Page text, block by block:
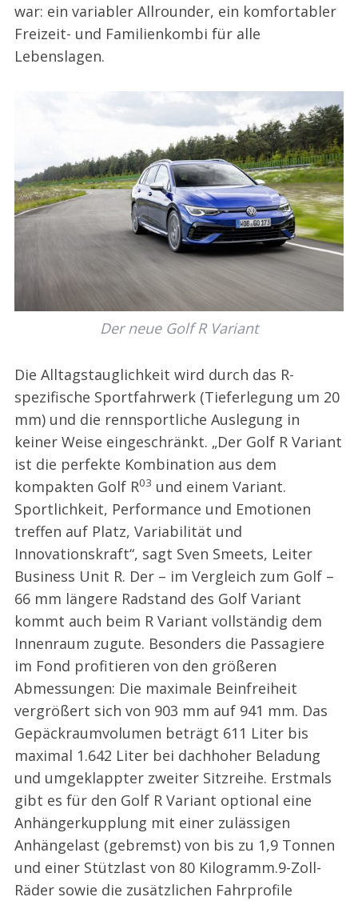
war: ein variabler Allrounder, ein komfortabler
Freizeit- und Familienkombi für alle
Lebenslagen.
Der neue Golf R Variant
Die Alltagstauglichkeit wird durch das R-
spezifische Sportfahrwerk (Tieferlegung um 20
mm) und die rennsportliche Auslegung in
keiner Weise eingeschränkt. „Der Golf R Variant
ist die perfekte Kombination aus dem
kompakten Golf R03 und einem Variant.
Sportlichkeit, Performance und Emotionen
treffen auf Platz, Variabilität und
Innovationskraft“, sagt Sven Smeets, Leiter
Business Unit R. Der – im Vergleich zum Golf –
66 mm längere Radstand des Golf Variant
kommt auch beim R Variant vollständig dem
Innenraum zugute. Besonders die Passagiere
im Fond profitieren von den größeren
Abmessungen: Die maximale Beinfreiheit
vergrößert sich von 903 mm auf 941 mm. Das
Gepäckraumvolumen beträgt 611 Liter bis
maximal 1.642 Liter bei dachhoher Beladung
und umgeklappter zweiter Sitzreihe. Erstmals
gibt es für den Golf R Variant optional eine
Anhängerkupplung mit einer zulässigen
Anhängelast (gebremst) von bis zu 1,9 Tonnen
und einer Stützlast von 80 Kilogramm.9-Zoll-
Räder sowie die zusätzlichen Fahrprofile